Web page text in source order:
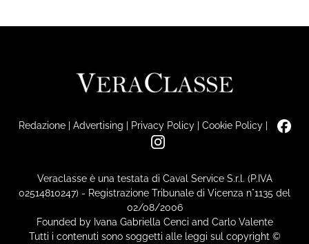
Redazione| Advertising | Privacy Policy| Cookie Policy|
Veraclasse è una testata di Caval Service S.r.l. (P.IVA
02514810247) - Registrazione Tribunale di Vicenza n°1135 del
02/08/2006
Founded by Ivana Gabriella Cenci and Carlo Valente
Tutti i contenuti sono soggetti alle leggi sul copyright ©